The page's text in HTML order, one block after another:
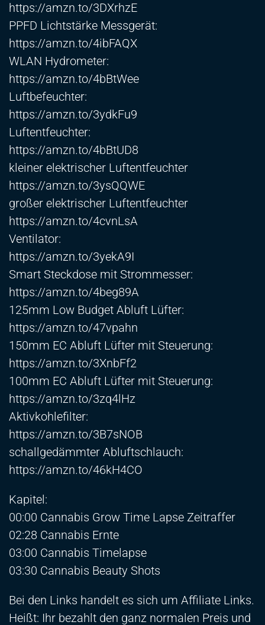
https://amzn.to/3DXrhzE
PPFD Lichtstärke Messgerät:
https://amzn.to/4ibFAQX
WLAN Hydrometer:
https://amzn.to/4bBtWee
Luftbefeuchter:
https://amzn.to/3ydkFu9
Luftentfeuchter:
https://amzn.to/4bBtUD8
kleiner elektrischer Luftentfeuchter
https://amzn.to/3ysQQWE
großer elektrischer Luftentfeuchter
https://amzn.to/4cvnLsA
Ventilator:
https://amzn.to/3yekA9I
Smart Steckdose mit Strommesser:
https://amzn.to/4beg89A
125mm Low Budget Abluft Lüfter:
https://amzn.to/47vpahn
150mm EC Abluft Lüfter mit Steuerung:
https://amzn.to/3XnbFf2
100mm EC Abluft Lüfter mit Steuerung:
https://amzn.to/3zq4lHz
Aktivkohlefilter:
https://amzn.to/3B7sNOB
schallgedämmter Abluftschlauch:
https://amzn.to/46kH4CO
Kapitel:
00:00 Cannabis Grow Time Lapse Zeitraffer
02:28 Cannabis Ernte
03:00 Cannabis Timelapse
03:30 Cannabis Beauty Shots
Bei den Links handelt es sich um Affiliate Links.
Heißt: Ihr bezahlt den ganz normalen Preis und